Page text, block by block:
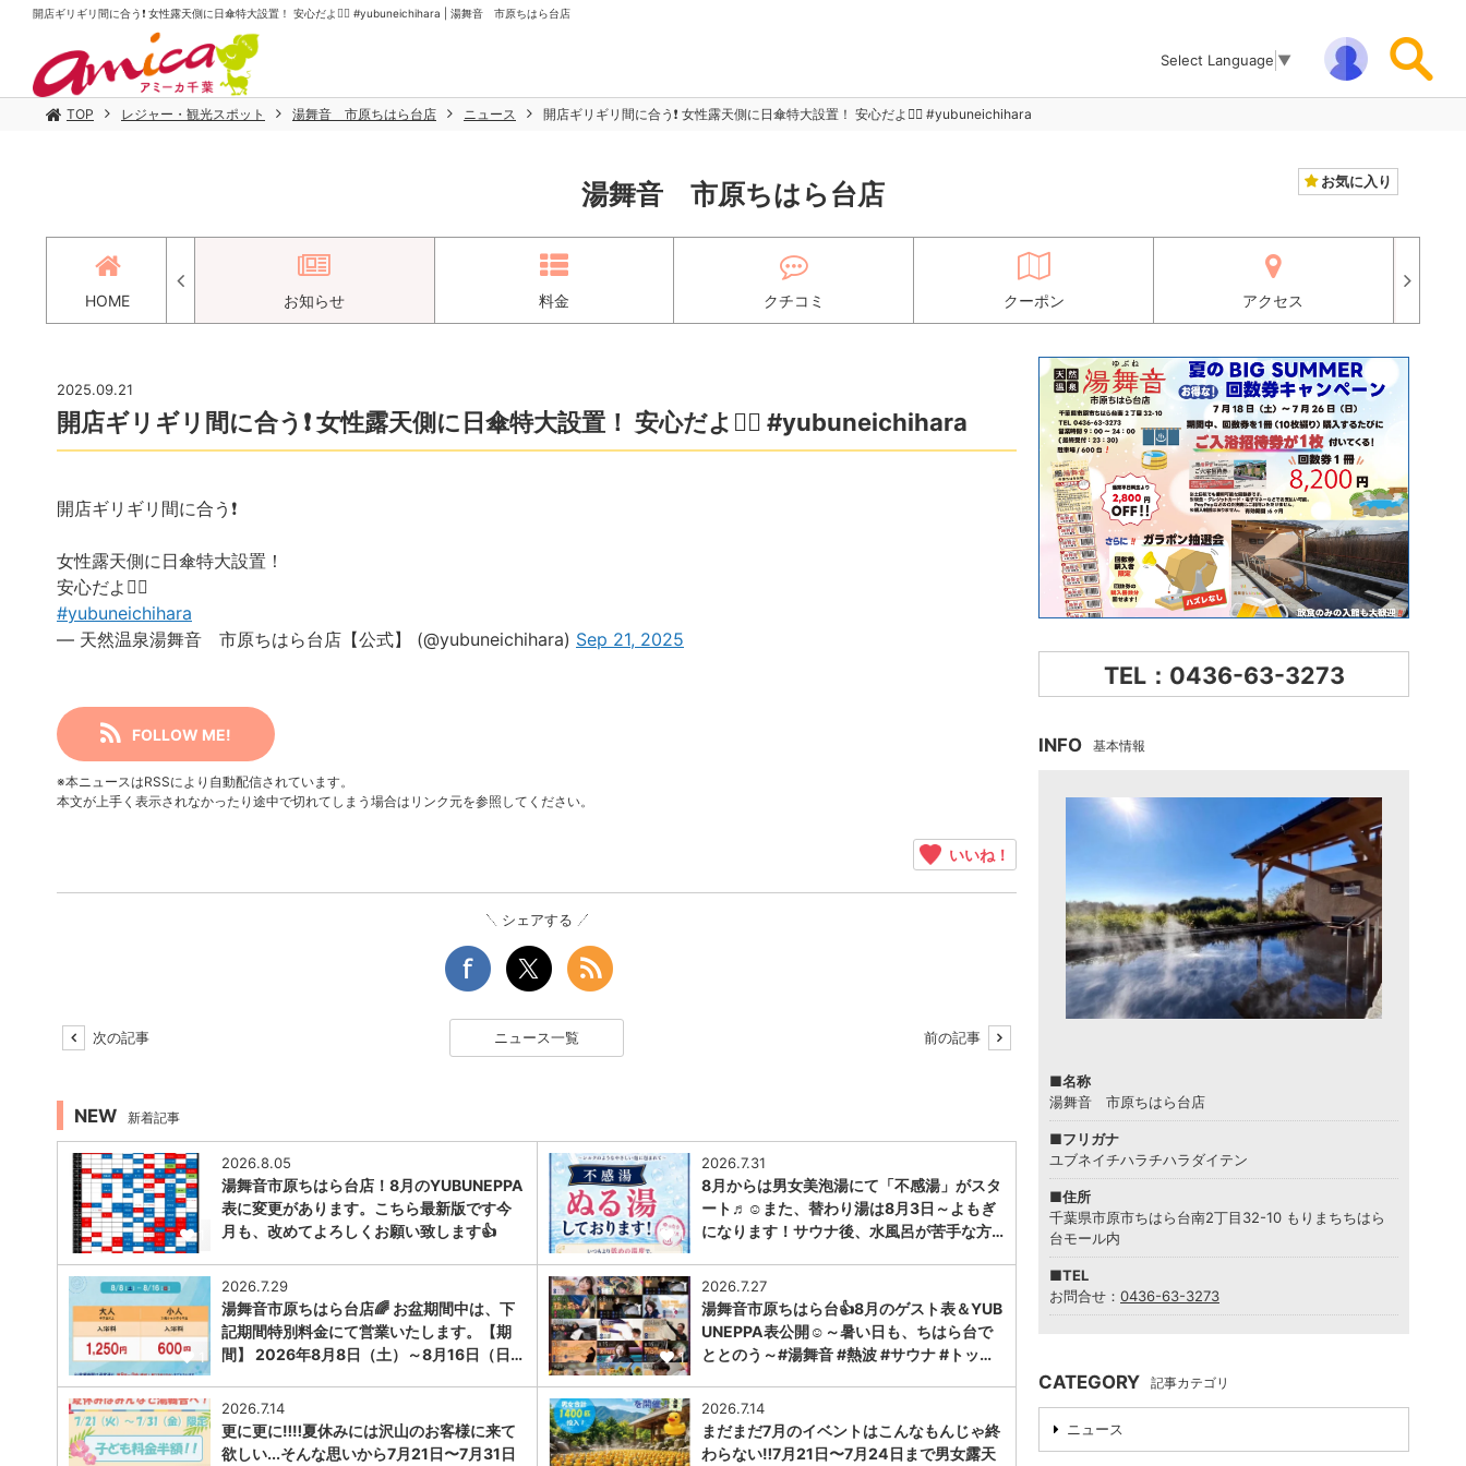
開店ギリギリ間に合う❗️ 女性露天側に日傘特大設置！ 安心だよ😮‍💨 #yubuneichihara | 湯舞音 市原ちはら台店
Select Language ▼
TOP レジャー・観光スポット 湯舞音 市原ちはら台店 ニュース 開店ギリギリ間に合う❗️ 女性露天側に日傘特大設置！ 安心だよ😮‍💨 #yubuneichihara
湯舞音 市原ちはら台店 お気に入り
HOME
アクセス お知らせ 料金 クチコミ クーポン アクセス
2025.09.21
開店ギリギリ間に合う❗️ 女性露天側に日傘特大設置！ 安心だよ😮‍💨 #yubuneichihara
開店ギリギリ間に合う❗️
女性露天側に日傘特大設置！
安心だよ😮‍💨
#yubuneichihara
— 天然温泉湯舞音 市原ちはら台店【公式】 (@yubuneichihara) Sep 21, 2025
FOLLOW ME!
※本ニュースはRSSにより自動配信されています。
本文が上手く表示されなかったり途中で切れてしまう場合はリンク元を参照してください。
いいね！
シェアする
次の記事 ニュース一覧 前の記事
NEW 新着記事
1
2026.8.05
湯舞音市原ちはら台店！8月のYUBUNEPPA
表に変更があります。こちら最新版です今
月も、改めてよろしくお願い致します👍
1
2026.7.31
8月からは男女美泡湯にて「不感湯」がスタ
ート♬☺また、替わり湯は8月3日～よもぎ
になります！サウナ後、水風呂が苦手な方…
1
2026.7.29
湯舞音市原ちはら台店🌈 お盆期間中は、下
記期間特別料金にて営業いたします。【期
間】 2026年8月8日（土）～8月16日（日…
1
2026.7.27
湯舞音市原ちはら台👍8月のゲスト表＆YUB
UNEPPA表公開☺～暑い日も、ちはら台で
ととのう～#湯舞音 #熱波 #サウナ #トッ…
2026.7.14
更に更に‼️‼️夏休みには沢山のお客様に来て
欲しい...そんな思いから7月21日〜7月31日
2026.7.14
まだまだ7月のイベントはこんなもんじゃ終
わらない‼️7月21日〜7月24日まで男女露天
TEL：0436-63-3273
INFO 基本情報
■名称
湯舞音 市原ちはら台店
■フリガナ
ユブネイチハラチハラダイテン
■住所
千葉県市原市ちはら台南2丁目32-10 もりまちちはら
台モール内
■TEL
お問合せ： 0436-63-3273
CATEGORY 記事カテゴリ
ニュース